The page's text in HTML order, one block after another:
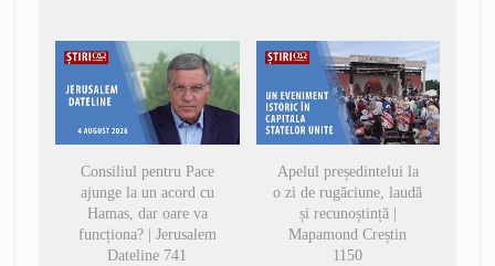
Consiliul pentru Pace
ajunge la un acord cu
Hamas, dar oare va
funcționa? | Jerusalem
Dateline 741
Apelul președintelui la
o zi de rugăciune, laudă
și recunoștință |
Mapamond Creștin
1150